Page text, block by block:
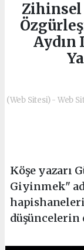
Aydın
(Web Sitesi) - Web
Köşe yazarı
Giyinmek"
düşüncelerin